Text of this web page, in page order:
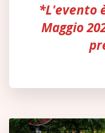
*L'evento
Maggio